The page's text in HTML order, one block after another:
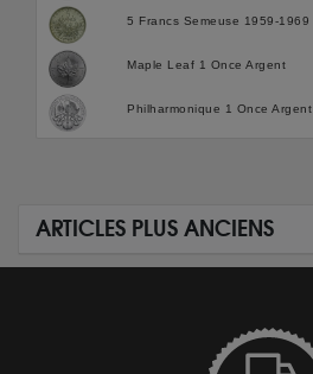
5 Francs Semeuse 1959-1969
Maple Leaf 1 Once Argent
Philharmonique 1 Once Argent
ARTICLES PLUS ANCIENS